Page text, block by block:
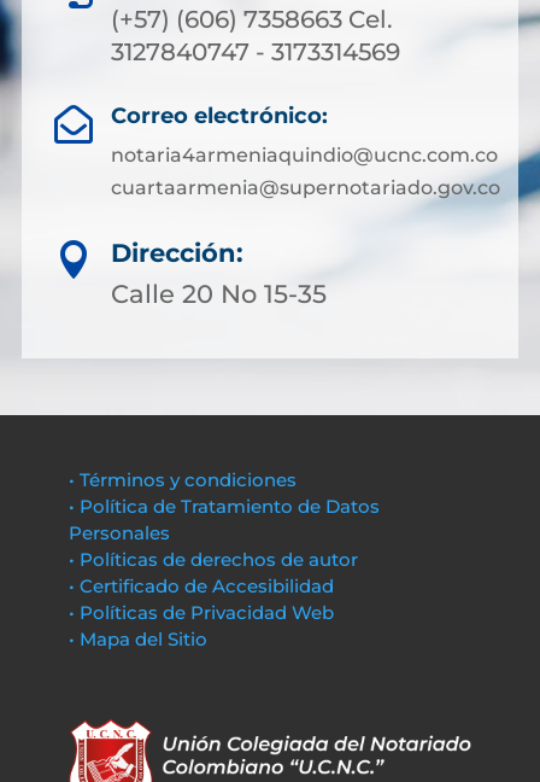
(+57) (606) 7358663 Cel.
3127840747 - 3173314569
 Correo electrónico:
notaria4armeniaquindio@ucnc.com.co
cuartaarmenia@supernotariado.gov.co

Dirección:
Calle 20 No 15-35
• Términos y condiciones
• Política de Tratamiento de Datos
Personales
• Políticas de derechos de autor
• Certificado de Accesibilidad
• Políticas de Privacidad Web
• Mapa del Sitio